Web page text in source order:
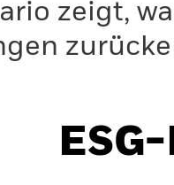
zeigt,